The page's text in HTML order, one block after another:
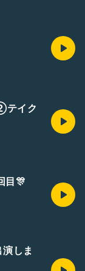
テイク
目🎊
しま